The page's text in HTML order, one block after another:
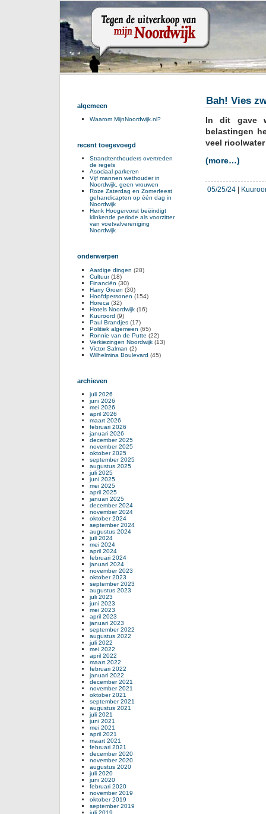
Bah! Vies
In dit gave
belastingen
veel
(more…)
05/25/24
algemeen
Waarom MijnNoordwijk.nl?
recent toegevoegd
Strandtenthouders overtreden
de regels
Asociaal parkeren
Vijf mannen wethouder in
Noordwijk, geen vrouwen
Roze Zaterdag en Zomerfeest
gehandicapten op één dag in
Noordwijk
Henk Hoogervorst beëindigt
klinkende periode als voorzitter
van voetvalvereniging
Noordwijk
onderwerpen
Aardige dingen (28)
Cultuur(18)
Financiën (30)
Harry Groen (30)
Hoofdpersonen (154)
Horeca (32)
Hotels Noordwijk (16)
Kuuroord (9)
Paul Brandjes (17)
Politiek algemeen (65)
Ronnie van de Putte (22)
Verkiezingen Noordwijk (13)
Victor Salman (2)
Wilhelmina Boulevard (45)
archieven
juli 2026
juni 2026
mei 2026
april 2026
maart 2026
februari 2026
januari 2026
december 2025
november 2025
oktober 2025
september 2025
augustus 2025
juli 2025
juni 2025
mei 2025
april 2025
januari 2025
december 2024
november 2024
oktober 2024
september 2024
augustus 2024
juli 2024
mei 2024
april 2024
februari 2024
januari 2024
november 2023
oktober 2023
september 2023
augustus 2023
juli 2023
juni 2023
mei 2023
april 2023
januari 2023
september 2022
augustus 2022
juli 2022
mei 2022
april 2022
maart 2022
februari 2022
januari 2022
december 2021
november 2021
oktober 2021
september 2021
augustus 2021
juli 2021
juni 2021
mei 2021
april 2021
maart 2021
februari 2021
december 2020
november 2020
augustus 2020
juli 2020
juni 2020
februari 2020
november 2019
oktober 2019
september 2019
juli 2019